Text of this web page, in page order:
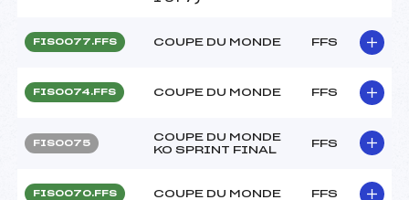
FIS0077.FFS COUPE DU MONDE FFS
FIS0074.FFS COUPE DU MONDE FFS
FIS0075
COUPE DU MONDE
KO SPRINT FINAL
FFS
FIS0070.FFS COUPE DU MONDE FFS